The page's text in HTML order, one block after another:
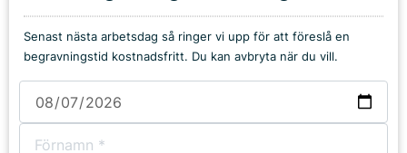
Senast nästa arbetsdag så ringer vi upp för att föreslå en
begravningstid kostnadsfritt. Du kan avbryta när du vill.